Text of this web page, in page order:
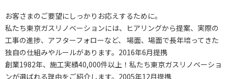
お客さまのご要望にしっかりお応えするために。
私たち東京ガスリノベーションには、ヒアリングから提案、実際の
工事の進捗、アフターフォローなど、 場面、場面で長年培ってきた
独自の仕組みやルールがあります。2016年6月提携
創業1982年、施工実績40,000件以上！私たち東京ガスリノベーショ
ンが選ばれる理由をご紹介します。2005年12月提携